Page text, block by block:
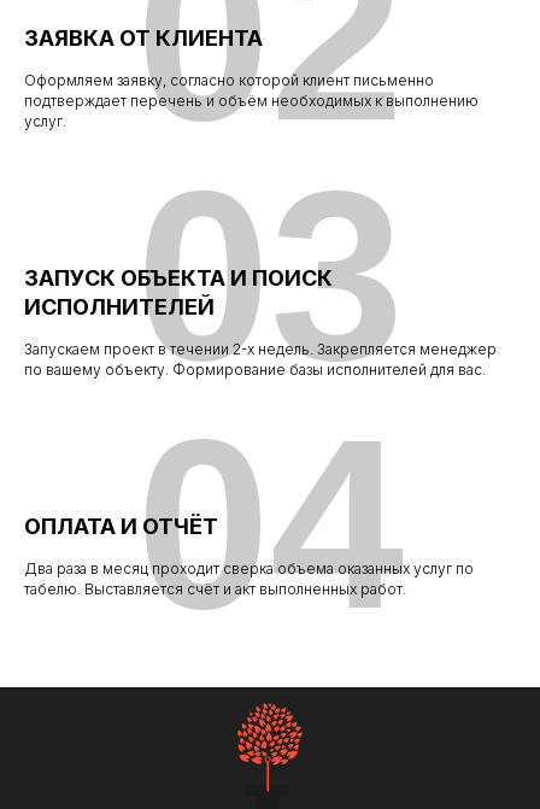
ЗАЯВКА ОТ КЛИЕНТА
Оформляем заявку, согласно которой клиент письменно
подтверждает перечень и объём необходимых к выполнению
услуг.
ЗАПУСК ОБЪЕКТА И ПОИСК
ИСПОЛНИТЕЛЕЙ
Запускаем проект в течении 2-х недель. Закрепляется менеджер
по вашему объекту. Формирование базы исполнителей для вас.
03
ОПЛАТА И ОТЧЁТ
Два раза в месяц проходит сверка объема оказанных услуг по
табелю. Выставляется счёт и акт выполненных работ.
04